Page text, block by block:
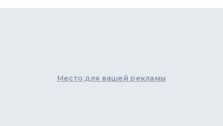
Место для вашей рекламы